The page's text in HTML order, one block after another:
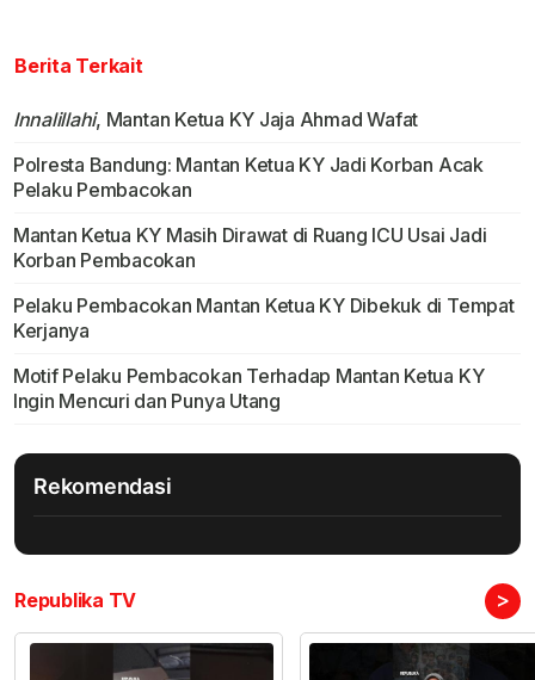
Berita Terkait
Innalillahi, Mantan Ketua KY Jaja Ahmad Wafat
Polresta Bandung: Mantan Ketua KY Jadi Korban Acak
Pelaku Pembacokan
Mantan Ketua KY Masih Dirawat di Ruang ICU Usai Jadi
Korban Pembacokan
Pelaku Pembacokan Mantan Ketua KY Dibekuk di Tempat
Kerjanya
Motif Pelaku Pembacokan Terhadap Mantan Ketua KY
Ingin Mencuri dan Punya Utang
Rekomendasi
Republika TV >